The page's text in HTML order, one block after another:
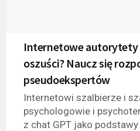
Internetowe autorytety
oszuści? Naucz się
pseudoekspertów
Internetowi szalbierze i
psychologowie i
z chat GPT jako